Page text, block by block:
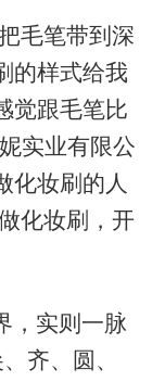
毛笔带到深
的样式给我
觉跟毛笔比
实业有限公
化妆刷的人
化妆刷，开
，实则一脉
齐、圆、